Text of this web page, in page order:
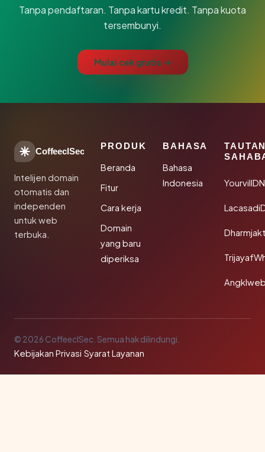
Tanpa pendaftaran. Tanpa kartu kredit. Tanpa kuota
tersembunyi.
Mulai cek gratis →
CoffeeclSec
Intelijen domain
otomatis dan
independen
untuk web
terbuka.
PRODUK
Beranda
Fitur
Cara kerja
Domain
yang baru
diperiksa
BAHASA
Bahasa
Indonesia
© 2026 CoffeeclSec. Semua hak dilindungi.
Kebijakan Privasi·Syarat Layanan